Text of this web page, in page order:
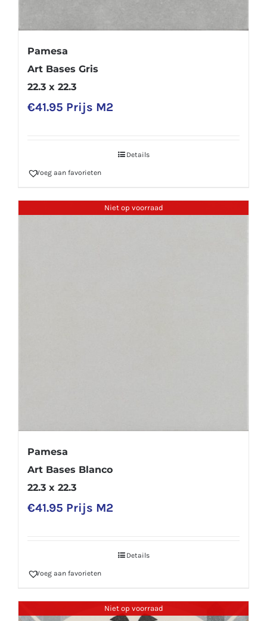
Pamesa
Art Bases Gris
22.3 x 22.3
€41.95 Prijs M2
Details
Voeg aan favorieten
Niet op voorraad
Pamesa
Art Bases Blanco
22.3 x 22.3
€41.95 Prijs M2
Details
Voeg aan favorieten
Niet op voorraad